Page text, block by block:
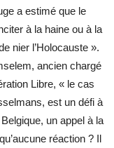
a estimé que le
à la haine ou à la
nier l’Holocauste ».
ancien chargé
Libre, « le cas
est un défi à
un appel à la
réaction ? Il